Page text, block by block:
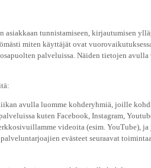
asiakkaan tunnistamiseen, kirjautumisen
miten käyttäjät ovat
palveluissa. Näiden tietojen avulla
avulla luomme kohderyhmiä, joille
kuten Facebook, Instagram,
videoita (esim. YouTube), ja
evästeet seuraavat